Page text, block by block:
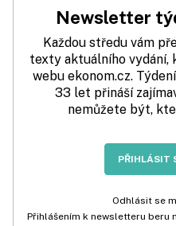
Newsletter
Každou středu vám
texty aktuálního vydání,
webu ekonom.cz.
33 let přináší
nemůžete být,
PŘIHLÁSIT
Odhlásit se
Přihlášením k newsletteru beru